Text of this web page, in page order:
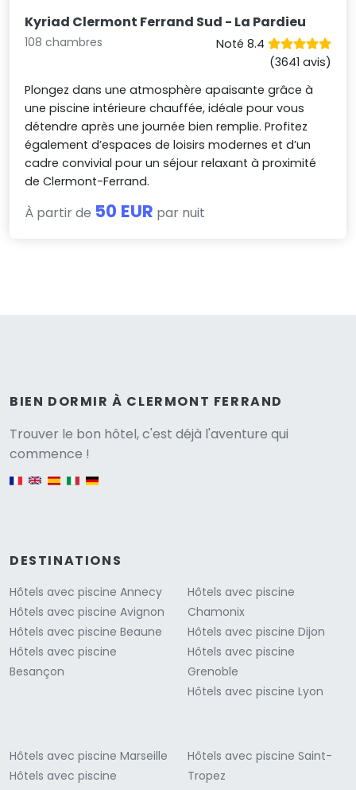
Kyriad Clermont Ferrand Sud - La Pardieu
108 chambres
Noté 8.4
(3641 avis)
Plongez dans une atmosphère apaisante grâce à
une piscine intérieure chauffée, idéale pour vous
détendre après une journée bien remplie. Profitez
également d’espaces de loisirs modernes et d’un
cadre convivial pour un séjour relaxant à proximité
de Clermont-Ferrand.
À partir de 50 EUR par nuit
BIEN DORMIR À CLERMONT FERRAND
Trouver le bon hôtel, c'est déjà l'aventure qui
commence !
DESTINATIONS
Hôtels avec piscine Annecy
Hôtels avec piscine Avignon
Hôtels avec piscine Beaune
Hôtels avec piscine
Besançon
Hôtels avec piscine
Chamonix
Hôtels avec piscine Dijon
Hôtels avec piscine
Grenoble
Hôtels avec piscine Lyon
Hôtels avec piscine Marseille
Hôtels avec piscine
Hôtels avec piscine Saint-
Tropez